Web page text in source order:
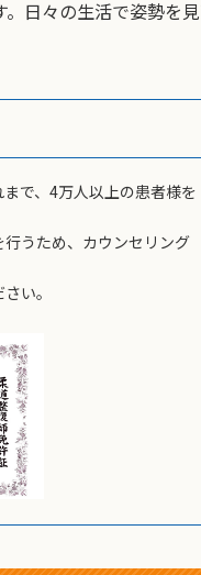
日々の生活で姿勢を
で、4万人以上の患者様を
うため、カウンセリング
い。